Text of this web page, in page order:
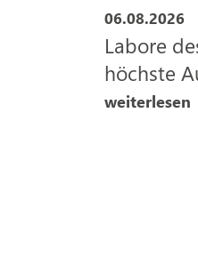
06.08.2026
Labore
höchste
weiterlesen